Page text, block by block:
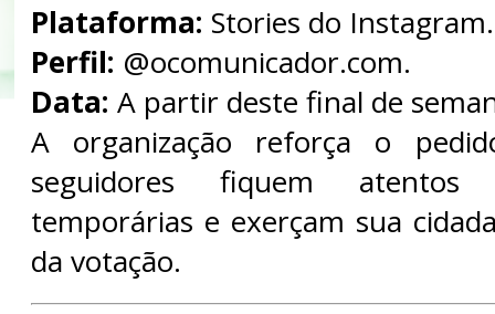
Plataforma: Stories do Instagram.
Perfil: @ocomunicador.com.
Data: A partir deste final de
A organização reforça o
seguidores fiquem atentos
temporárias e exerçam sua
da votação.